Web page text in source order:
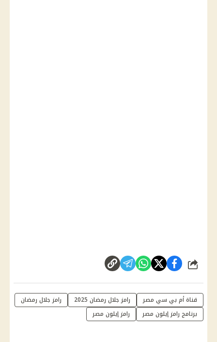
شارك
قناة أم بي سي مصر رامز جلال رمضان 2025
رامز جلال رمضان
برنامج رامز إيلون مصر
رامز إيلون مصر